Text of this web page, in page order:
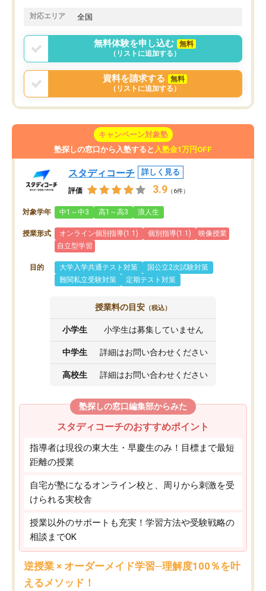
対応エリア 全国
無料体験を申し込む
無料
（リストに追加する）
資料を請求する
無料
（リストに追加する）
キャンペーン対象塾
塾探しの窓口から入塾すると 入塾金1万円OFF
スタディコーチ 詳しく見る
評価 3.9 （6件）
対象学年 中1～中3 高1～高3 浪人生
授業形式 オンライン個別指導(1:1) 個別指導(1:1)
映像授業
自立型学習
目的 大学入学共通テスト対策
国公立2次試験対策
難関私立受験対策
定期テスト対策
授業料の目安 （税込）
小学生 小学生は募集していません
中学生 詳細はお問い合わせください
高校生 詳細はお問い合わせください
塾探しの窓口編集部からみた
スタディコーチのおすすめポイント
指導者は現役の東大生・早慶生のみ！目標まで最短
距離の授業
自宅が塾になるオンライン校と、周りから刺激を受
けられる実校舎
授業以外のサポートも充実！学習方法や受験戦略の
相談までOK
逆授業 × オーダーメイド学習─理解度100％を叶
えるメソッド！